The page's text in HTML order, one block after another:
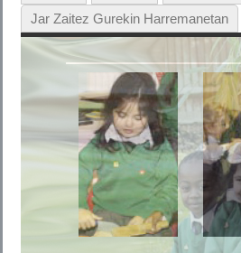
Jar Zaitez Gurekin Harremanetan